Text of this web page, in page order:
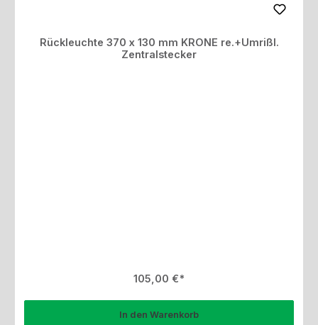
Rückleuchte 370 x 130 mm KRONE re.+Umrißl.
Zentralstecker
Regulärer Preis:
105,00 €
In den Warenkorb